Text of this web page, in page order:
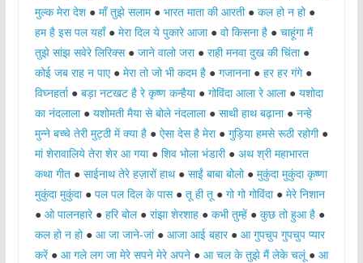
मुल्क मेरा देश● माँ तुझे सलाम● भारत माता की आरती● कल हो न हो●
हम है इस पल यहाँ● मेरा दिल ये पुकारे आजा● वो किसना है● चाहूंगा मैं
तुझे सांझ सवेरे लिरिक्स● जाने वालो जरा● राही मनवा दुख की चिंता●
कोई जब राह न पाए● मेरा तो जो भी कदम है● गजानना● हर हर गंगे●
विघ्नहर्ता● बड़ा नटखट है रे कृष्ण कन्हैया● गोविंदा आला रे आला● यशोदा
का नंदलाला● यशोमती मैया से बोले नंदलाला● साथी हाथ बढ़ाना● नन्हे
मुन्ने बच्चे तेरी मुट्ठी में क्या है● ऐसा देस है मेरा● गुड़िया हमसे रूठी रहोगी●
मां शेरावालिये तेरा शेर आ गया● शिव भोला भंडारी● अथ श्री महाभारत
कथा गीत● साईनाथ तेरे हज़ारों हाथ● साईं बाबा बोलो● मुकुंदा मुकुंदा कृष्णा
मुकुंदा मुकुंदा● पल पल दिल के पास● तू ही तू● गो गो गोविंदा● मेरे निशान
● ओ पालनहारे● हरि बोल● रांझा शेरशाह● कभी तुम्हें● कुछ तो हुआ है●
कल हो न हो● आ जा जाने-जां● आजा आई बहार● आ गुपचुप गुपचुप प्यार
करें● आ गले लग जा मेरे सपने मेरे अपने● आ चल के तुझे मैं लेके चलूं● आ